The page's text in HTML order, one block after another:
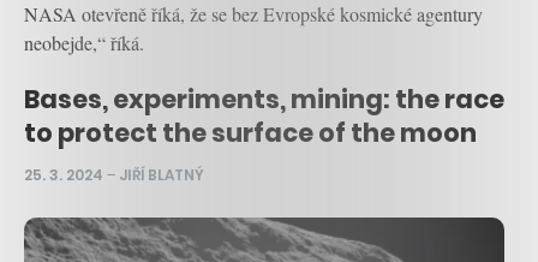
NASA otevřeně říká, že se bez Evropské kosmické agentury
neobejde,“ říká.
Bases, experiments, mining: the race
to protect the surface of the moon
25. 3. 2024 – JIŘÍ BLATNÝ